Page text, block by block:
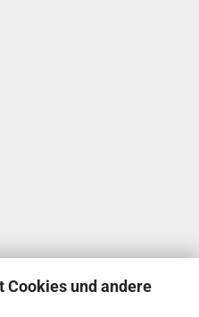
Cookies und andere